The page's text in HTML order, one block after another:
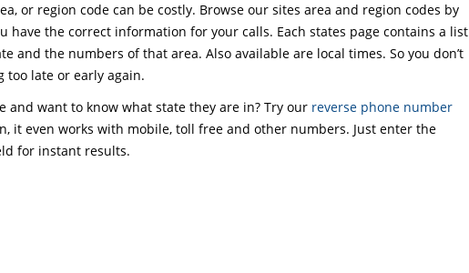
or region code can be costly. Browse our sites area and region codes by
have the correct information for your calls. Each states page contains a list
and the numbers of that area. Also available are local times. So you don’t
too late or early again.
and want to know what state they are in? Try our reverse phone number
it even works with mobile, toll free and other numbers. Just enter the
for instant results.